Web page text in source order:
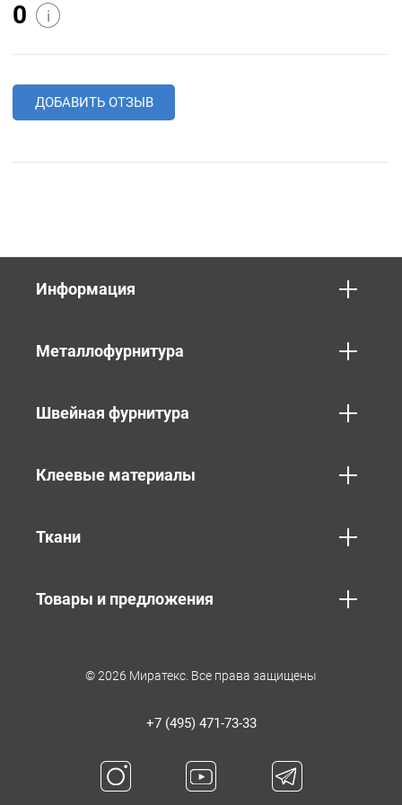
0 i
ДОБАВИТЬ ОТЗЫВ
Информация
Металлофурнитура
Швейная фурнитура
Клеевые материалы
Ткани
Товары и предложения
© 2026 Миратекс. Все права защищены
+7 (495) 471-73-33